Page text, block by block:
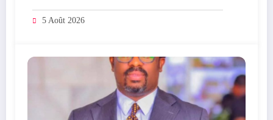
rendre justice aux victimes des conflits en
RDC
5 Août 2026